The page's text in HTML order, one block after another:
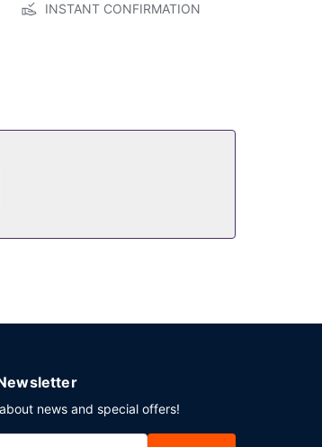
INSTANT CONFIRMATION
news and special offers!